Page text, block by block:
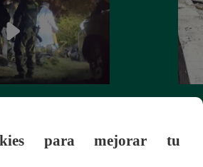
para mejorar tu